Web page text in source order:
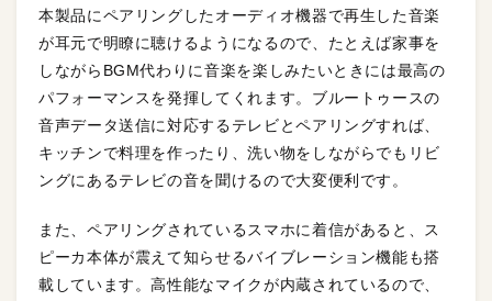
本製品にペアリングしたオーディオ機器で再生した音楽
が耳元で明瞭に聴けるようになるので、たとえば家事を
しながらBGM代わりに音楽を楽しみたいときには最高の
パフォーマンスを発揮してくれます。ブルートゥースの
音声データ送信に対応するテレビとペアリングすれば、
キッチンで料理を作ったり、洗い物をしながらでもリビ
ングにあるテレビの音を聞けるので大変便利です。
また、ペアリングされているスマホに着信があると、ス
ピーカ本体が震えて知らせるバイブレーション機能も搭
載しています。高性能なマイクが内蔵されているので、